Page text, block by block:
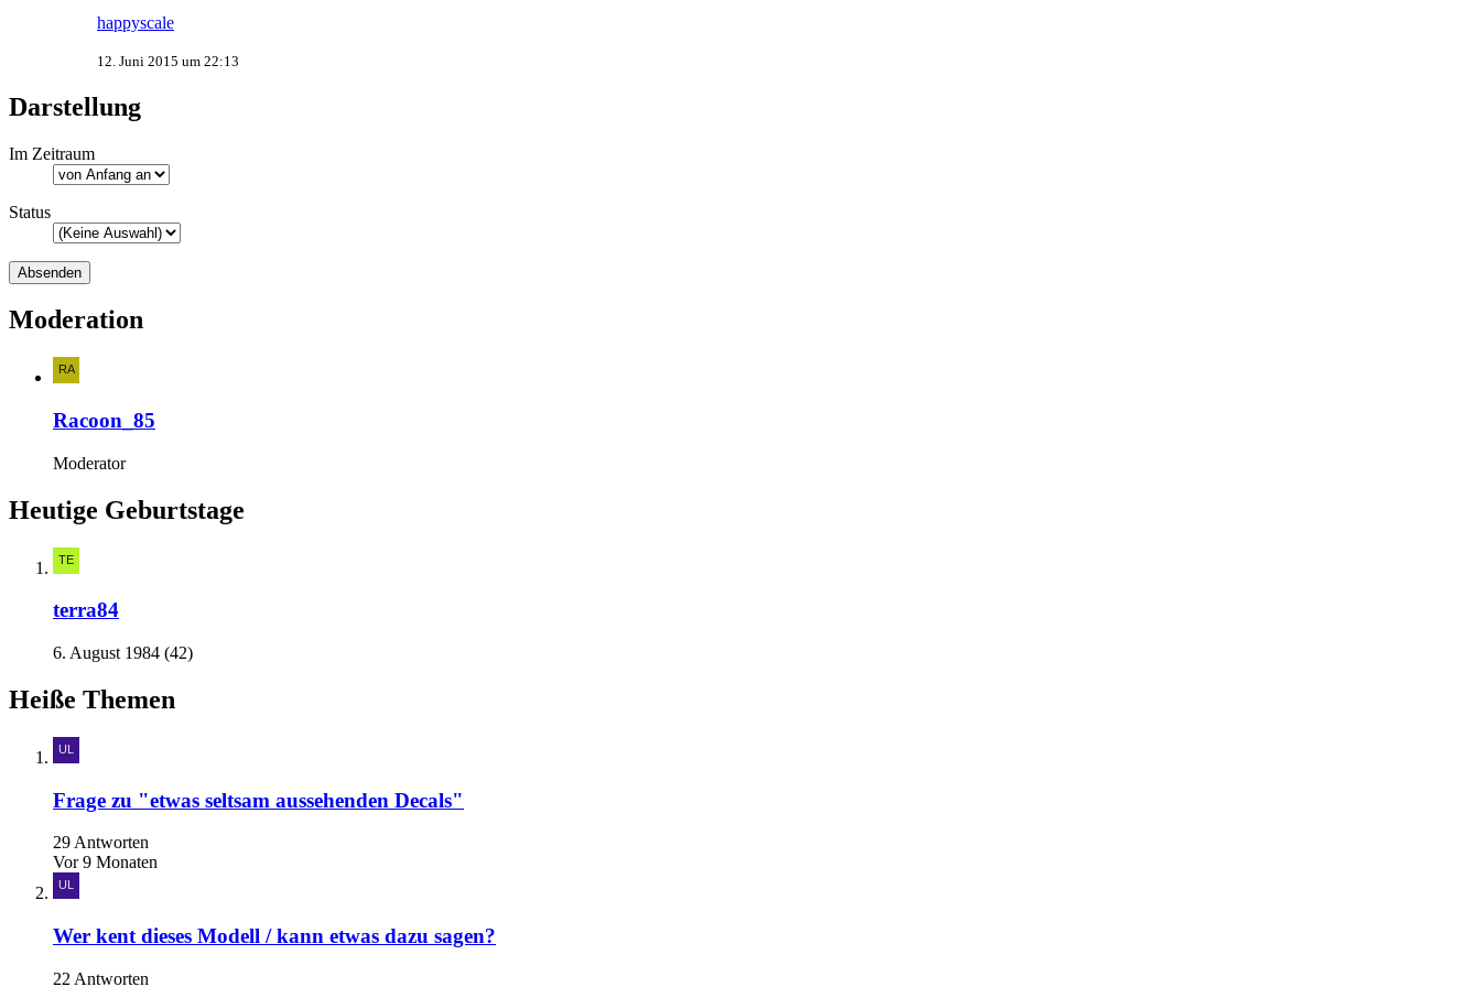
happyscale
12. Juni 2015 um 22:13
Darstellung
Im Zeitraum
Status
Moderation
Racoon_85
Moderator
Heutige Geburtstage
terra84
6. August 1984 (42)
Heiße Themen
Frage zu "etwas seltsam aussehenden Decals"
29 Antworten
Vor 9 Monaten
Wer kent dieses Modell / kann etwas dazu sagen?
22 Antworten